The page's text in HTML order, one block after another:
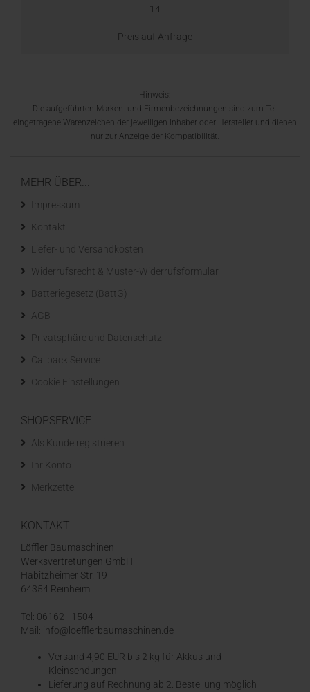
14
Preis auf Anfrage
Hinweis:
Die aufgeführten Marken- und Firmenbezeichnungen sind zum Teil
eingetragene Warenzeichen der jeweiligen Inhaber oder Hersteller und dienen
nur zur Anzeige der Kompatibilität.
MEHR ÜBER...
Impressum
Kontakt
Liefer- und Versandkosten
Widerrufsrecht & Muster-Widerrufsformular
Batteriegesetz (BattG)
AGB
Privatsphäre und Datenschutz
Callback Service
Cookie Einstellungen
SHOPSERVICE
Als Kunde registrieren
Ihr Konto
Merkzettel
KONTAKT
Löffler Baumaschinen
Werksvertretungen GmbH
Habitzheimer Str. 19
64354 Reinheim
Tel: 06162 - 1504
Mail: info@loefflerbaumaschinen.de
Versand 4,90 EUR bis 2 kg für Akkus und
Kleinsendungen
​Lieferung auf Rechnung ab 2. Bestellung möglich